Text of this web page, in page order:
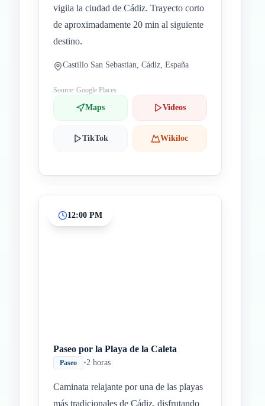
vigila la ciudad de Cádiz. Trayecto corto
de aproximadamente 20 min al siguiente
destino.
Castillo San Sebastian, Cádiz, España
Source: Google Places
Maps Videos
TikTok Wikiloc
12:00 PM
Paseo por la Playa de la Caleta
Paseo •2 horas
Caminata relajante por una de las playas
más tradicionales de Cádiz, disfrutando